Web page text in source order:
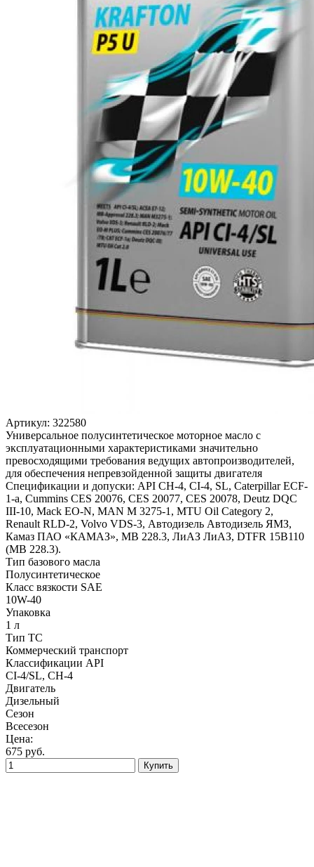
Артикул: 322580
Универсальное полусинтетическое моторное масло с
эксплуатационными характеристиками значительно
превосходящими требования ведущих автопроизводителей,
для обеспечения непревзойденной защиты двигателя
Спецификации и допуски: API CH-4, CI-4, SL, Caterpillar ECF-
1-a, Cummins CES 20076, CES 20077, CES 20078, Deutz DQC
III-10, Mack EO-N, MAN M 3275-1, MTU Oil Category 2,
Renault RLD-2, Volvo VDS-3, Автодизель Автодизель ЯМЗ,
Камаз ПАО «КАМАЗ», MB 228.3, ЛиАЗ ЛиАЗ, DTFR 15B110
(МВ 228.3).
Тип базового масла
Полусинтетическое
Класс вязкости SAE
10W-40
Упаковка
1 л
Тип ТС
Коммерческий транспорт
Классификации API
CI-4/SL, CH-4
Двигатель
Дизельный
Сезон
Всесезон
Цена:
675 руб.
Купить